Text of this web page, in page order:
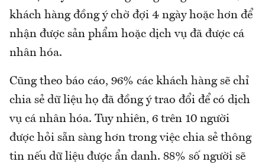
khách hàng đồng ý chờ đợi 4 ngày hoặc hơn để
nhận được sản phẩm hoặc dịch vụ đã được cá
nhân hóa.
Cũng theo báo cáo, 96% các khách hàng sẽ chỉ
chia sẻ dữ liệu họ đã đồng ý trao đổi để có dịch
vụ cá nhân hóa. Tuy nhiên, 6 trên 10 người
được hỏi sẵn sàng hơn trong việc chia sẻ thông
tin nếu dữ liệu được ẩn danh. 88% số người sẽ